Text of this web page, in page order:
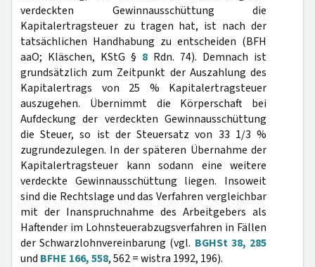
verdeckten Gewinnausschüttung die
Kapitalertragsteuer zu tragen hat, ist nach der
tatsächlichen Handhabung zu entscheiden (BFH
aaO; Kläschen, KStG § 8 Rdn. 74). Demnach ist
grundsätzlich zum Zeitpunkt der Auszahlung des
Kapitalertrags von 25 % Kapitalertragsteuer
auszugehen. Übernimmt die Körperschaft bei
Aufdeckung der verdeckten Gewinnausschüttung
die Steuer, so ist der Steuersatz von 33 1/3 %
zugrundezulegen. In der späteren Übernahme der
Kapitalertragsteuer kann sodann eine weitere
verdeckte Gewinnausschüttung liegen. Insoweit
sind die Rechtslage und das Verfahren vergleichbar
mit der Inanspruchnahme des Arbeitgebers als
Haftender im Lohnsteuerabzugsverfahren in Fällen
der Schwarzlohnvereinbarung (vgl. BGHSt 38, 285
und BFHE 166, 558, 562 = wistra 1992, 196).